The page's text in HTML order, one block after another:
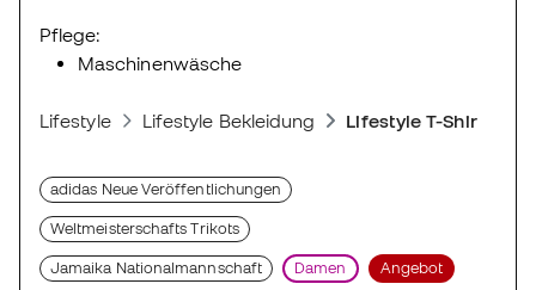
Pflege:
Maschinenwäsche
Lifestyle Lifestyle Bekleidung Lifestyle T-Shirts
adidas Neue Veröffentlichungen
Weltmeisterschafts Trikots
Jamaika Nationalmannschaft Damen Angebot